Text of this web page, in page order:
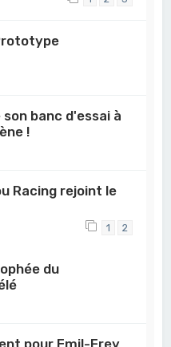
banc d'essai à
!
Racing rejoint le
1 2
du